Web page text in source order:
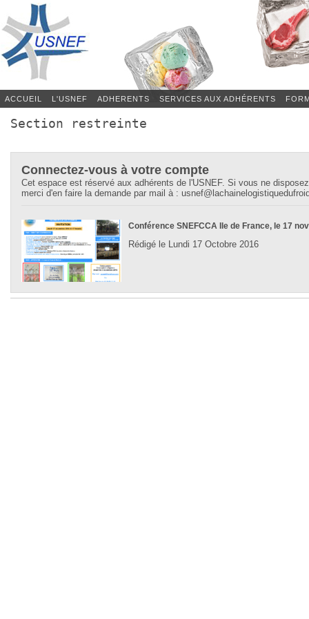
ACCUEIL L'USNEF ADHERENTS SERVICES AUX ADHÉRENTS
Section restreinte
Connectez-vous à votre compte
Cet espace est réservé aux adhérents de l'USNEF. Si vous ne
merci d'en faire la demande par mail à :
Conférence SNEFCCA Ile de France, le 17
Rédigé le Lundi 17 Octobre 2016